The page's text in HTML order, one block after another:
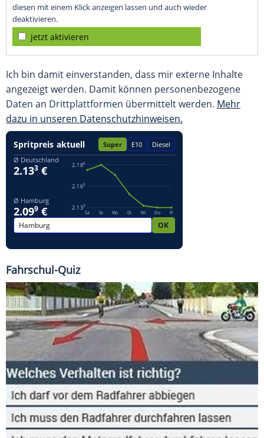
diesen mit einem Klick anzeigen lassen und auch wieder
deaktivieren.
jetzt aktivieren
Ich bin damit einverstanden, dass mir externe Inhalte
angezeigt werden. Damit können personenbezogene
Daten an Drittplattformen übermittelt werden. Mehr
dazu in unseren Datenschutzhinweisen.
Fahrschul-Quiz